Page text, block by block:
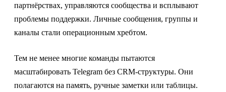
партнёрствах, управляются сообщества и всплывают
проблемы поддержки. Личные сообщения, группы и
каналы стали операционным хребтом.
Тем не менее многие команды пытаются
масштабировать Telegram без CRM-структуры. Они
полагаются на память, ручные заметки или таблицы.